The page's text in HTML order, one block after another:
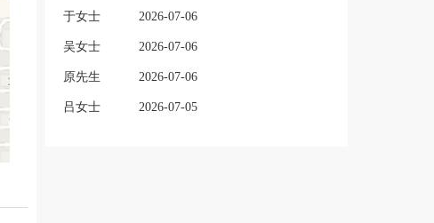
于女士 2026-07-06
吴女士 2026-07-06
原先生 2026-07-06
吕女士 2026-07-05